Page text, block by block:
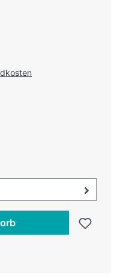
ausgewählt: